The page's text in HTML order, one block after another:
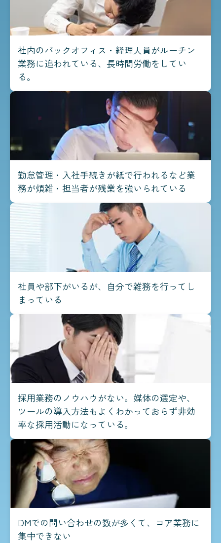
社内のバックオフィス・経理人員がルーチン
業務に追われている、長時間労働をしてい
る。
勤怠管理・入社手続きが紙で行われるなど業
務が煩雑・担当者が残業を強いられている
社員や部下がいるが、自分で雑務を行ってし
まっている
採用業務のノウハウがない。媒体の選定や、
ツールの導入方法もよくわかっておらず非効
率な採用活動になっている。
DMでの問い合わせの数が多くて、コア業務に
集中できない